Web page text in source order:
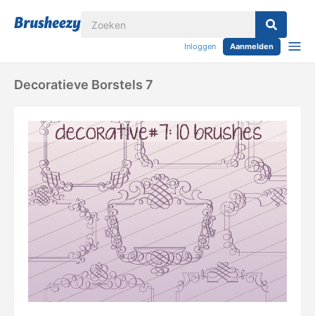
Inloggen Aanmelden
Decoratieve Borstels 7